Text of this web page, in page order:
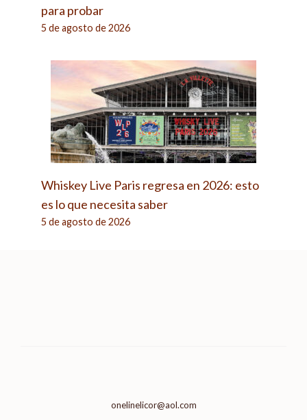
para probar
5 de agosto de 2026
Whiskey Live Paris regresa en 2026: esto
es lo que necesita saber
5 de agosto de 2026
onelinelicor@aol.com